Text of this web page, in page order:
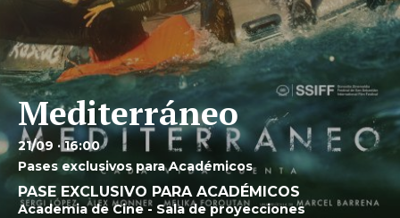
Mediterráneo
21/09 · 16:00
Pases exclusivos para Académicos
PASE EXCLUSIVO PARA ACADÉMICOS
Academia de Cine - Sala de proyecciones